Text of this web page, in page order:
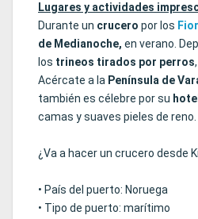
Lugares y actividades
Durante un crucero por los
de Medianoche, en verano.
los trineos tirados por perros
Acércate a la Península de
también es célebre por su
camas y suaves pieles de
¿Va a hacer un crucero desde
• País del puerto: Noruega
• Tipo de puerto: marítimo